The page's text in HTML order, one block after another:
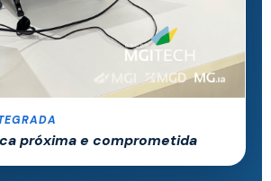
próxima e comprometida